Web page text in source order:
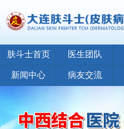
肤斗士首页 医生团队
新闻中心 病友交流